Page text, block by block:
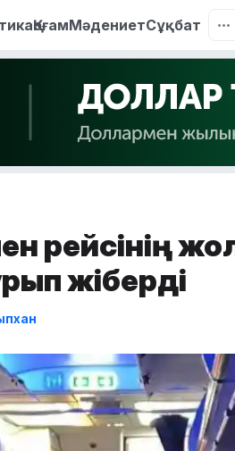
ҚоғамМәдениетСұқбат
рейсінің
жіберді